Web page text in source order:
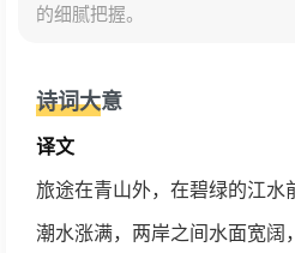
的细腻把握。
诗词大意
译文
旅途在青山外，在碧绿的江水
潮水涨满，两岸之间水面宽阔